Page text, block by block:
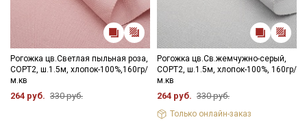
Рогожка цв.Светлая пыльная роза,
СОРТ2, ш.1.5м, хлопок-100%,160гр/
м.кв
264 руб. 330 руб.
Рогожка цв.Св.жемчужно-серый,
СОРТ2, ш.1.5м, хлопок-100%, 160гр/
м.кв
264 руб. 330 руб.
Только онлайн-заказ